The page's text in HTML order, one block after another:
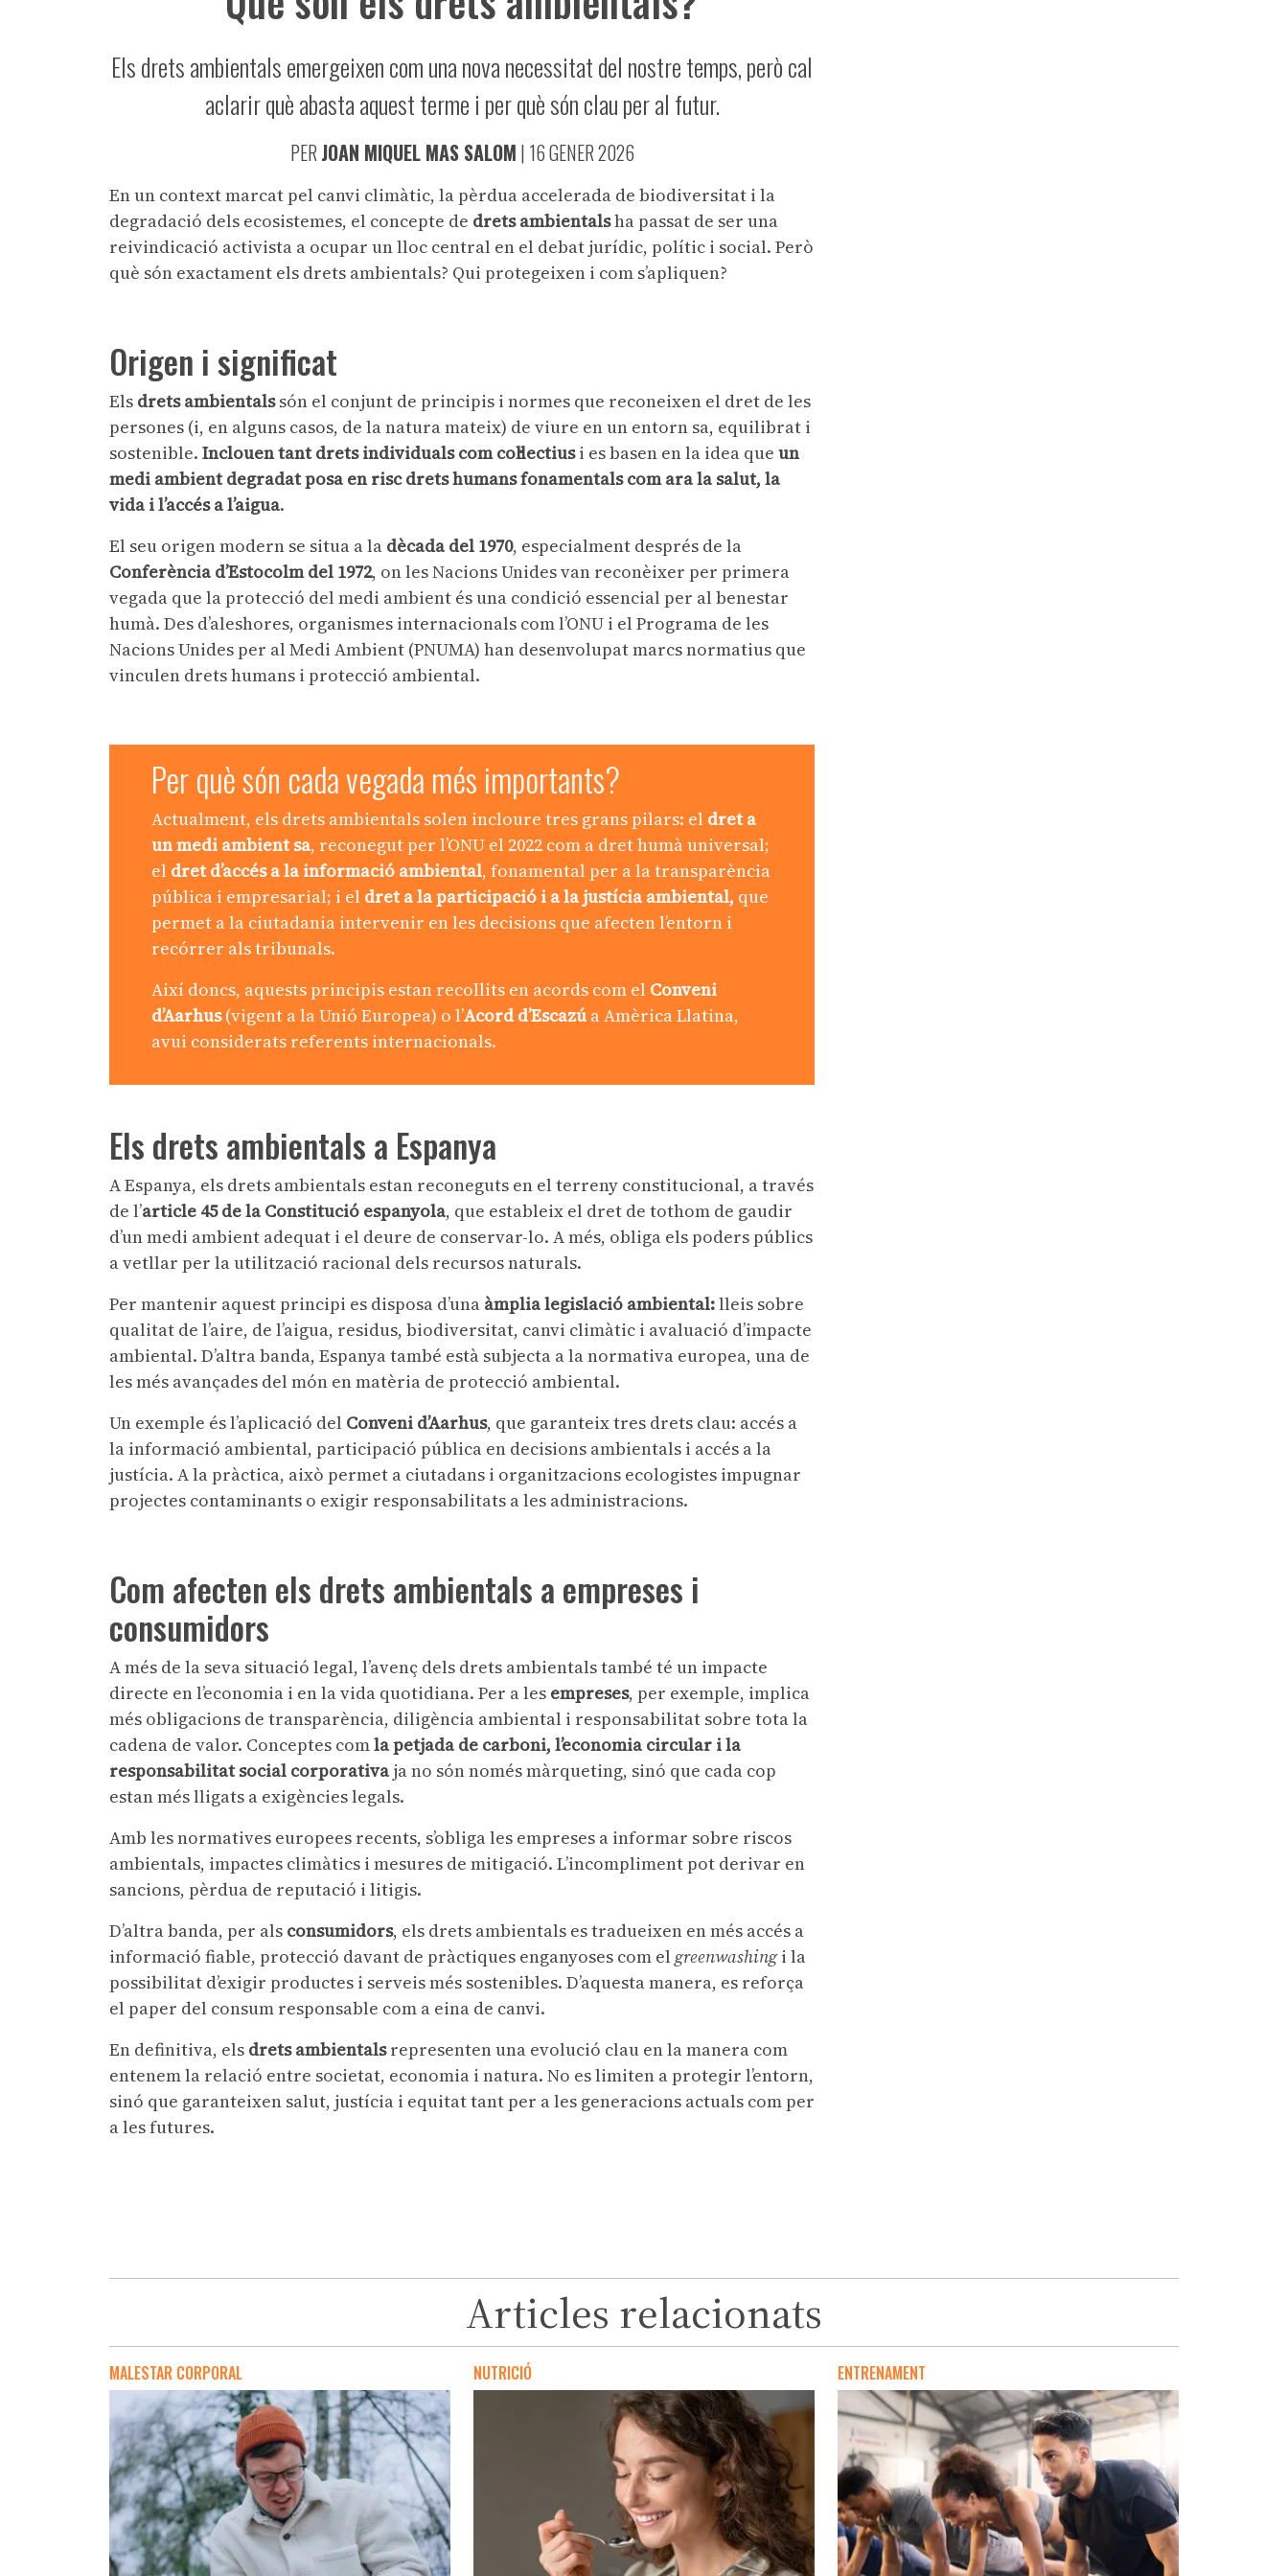
Els drets ambientals emergeixen com una nova necessitat del nostre temps, però cal
aclarir què abasta aquest terme i per què són clau per al futur.
PER JOAN MIQUEL MAS SALOM | 16 GENER 2026
En un context marcat pel canvi climàtic, la pèrdua accelerada de biodiversitat i la
degradació dels ecosistemes, el concepte de drets ambientalsha passat de ser una
reivindicació activista a ocupar un lloc central en el debat jurídic, polític i social. Però
què són exactament els drets ambientals? Qui protegeixen i com s’apliquen?
Origen i significat
Els drets ambientalssón el conjunt de principis i normes que reconeixen el dret de les
persones (i, en alguns casos, de la natura mateix) de viure en un entorn sa, equilibrat i
sostenible. Inclouen tant drets individuals com col·lectiusi es basen en la idea que un
medi ambient degradat posa en risc drets humans fonamentals com ara la salut, la
vida i l’accés a l’aigua.
El seu origen modern se situa a la dècada del 1970, especialment després de la
Conferència d’Estocolm del 1972, on les Nacions Unides van reconèixer per primera
vegada que la protecció del medi ambient és una condició essencial per al benestar
humà. Des d’aleshores, organismes internacionals com l’ONU i el Programa de les
Nacions Unides per al Medi Ambient (PNUMA) han desenvolupat marcs normatius que
vinculen drets humans i protecció ambiental.
Per què són cada vegada més importants?
Actualment, els drets ambientals solen incloure tres grans pilars: el dret a
un medi ambient sa, reconegut per l’ONU el 2022 com a dret humà universal;
el dret d’accés a la informació ambiental, fonamental per a la transparència
pública i empresarial; i el dret a la participació i a la justícia ambiental, que
permet a la ciutadania intervenir en les decisions que afecten l’entorn i
recórrer als tribunals.
Així doncs, aquests principis estan recollits en acords com el Conveni
d’Aarhus(vigent a la Unió Europea) o l’Acord d’Escazú a Amèrica Llatina,
avui considerats referents internacionals.
Els drets ambientals a Espanya
A Espanya, els drets ambientals estan reconeguts en el terreny constitucional, a través
de l’article 45 de la Constitució espanyola, que estableix el dret de tothom de gaudir
d’un medi ambient adequat i el deure de conservar-lo. A més, obliga els poders públics
a vetllar per la utilització racional dels recursos naturals.
Per mantenir aquest principi es disposa d’una àmplia legislació ambiental:lleis sobre
qualitat de l’aire, de l’aigua, residus, biodiversitat, canvi climàtic i avaluació d’impacte
ambiental. D’altra banda, Espanya també està subjecta a la normativa europea, una de
les més avançades del món en matèria de protecció ambiental.
Un exemple és l’aplicació del Conveni d’Aarhus, que garanteix tres drets clau: accés a
la informació ambiental, participació pública en decisions ambientals i accés a la
justícia. A la pràctica, això permet a ciutadans i organitzacions ecologistes impugnar
projectes contaminants o exigir responsabilitats a les administracions.
Com afecten els drets ambientals a empreses i
consumidors
A més de la seva situació legal, l’avenç dels drets ambientals també té un impacte
directe en l’economia i en la vida quotidiana. Per a les empreses, per exemple, implica
més obligacions de transparència, diligència ambiental i responsabilitat sobre tota la
cadena de valor. Conceptes comla petjada de carboni, l’economia circular i la
responsabilitat social corporativa ja no són només màrqueting, sinó que cada cop
estan més lligats a exigències legals.
Amb les normatives europees recents, s’obliga les empreses a informar sobre riscos
ambientals, impactes climàtics i mesures de mitigació. L’incompliment pot derivar en
sancions, pèrdua de reputació i litigis.
D’altra banda, per als consumidors, els drets ambientals es tradueixen en més accés a
informació fiable, protecció davant de pràctiques enganyoses com el greenwashingi la
possibilitat d’exigir productes i serveis més sostenibles. D’aquesta manera, es reforça
el paper del consum responsable com a eina de canvi.
En definitiva, els drets ambientalsrepresenten una evolució clau en la manera com
entenem la relació entre societat, economia i natura. No es limiten a protegir l’entorn,
sinó que garanteixen salut, justícia i equitat tant per a les generacions actuals com per
a les futures.
Articles relacionats
MALESTAR CORPORAL NUTRICIÓ ENTRENAMENT